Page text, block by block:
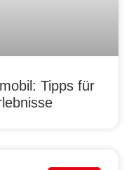
Tipps für